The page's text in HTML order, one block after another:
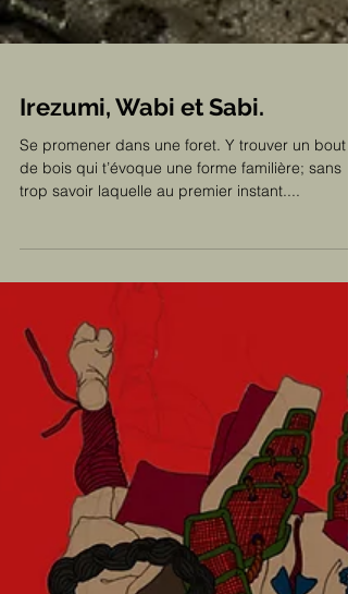
de bois qui t’évoque une forme familière; sans